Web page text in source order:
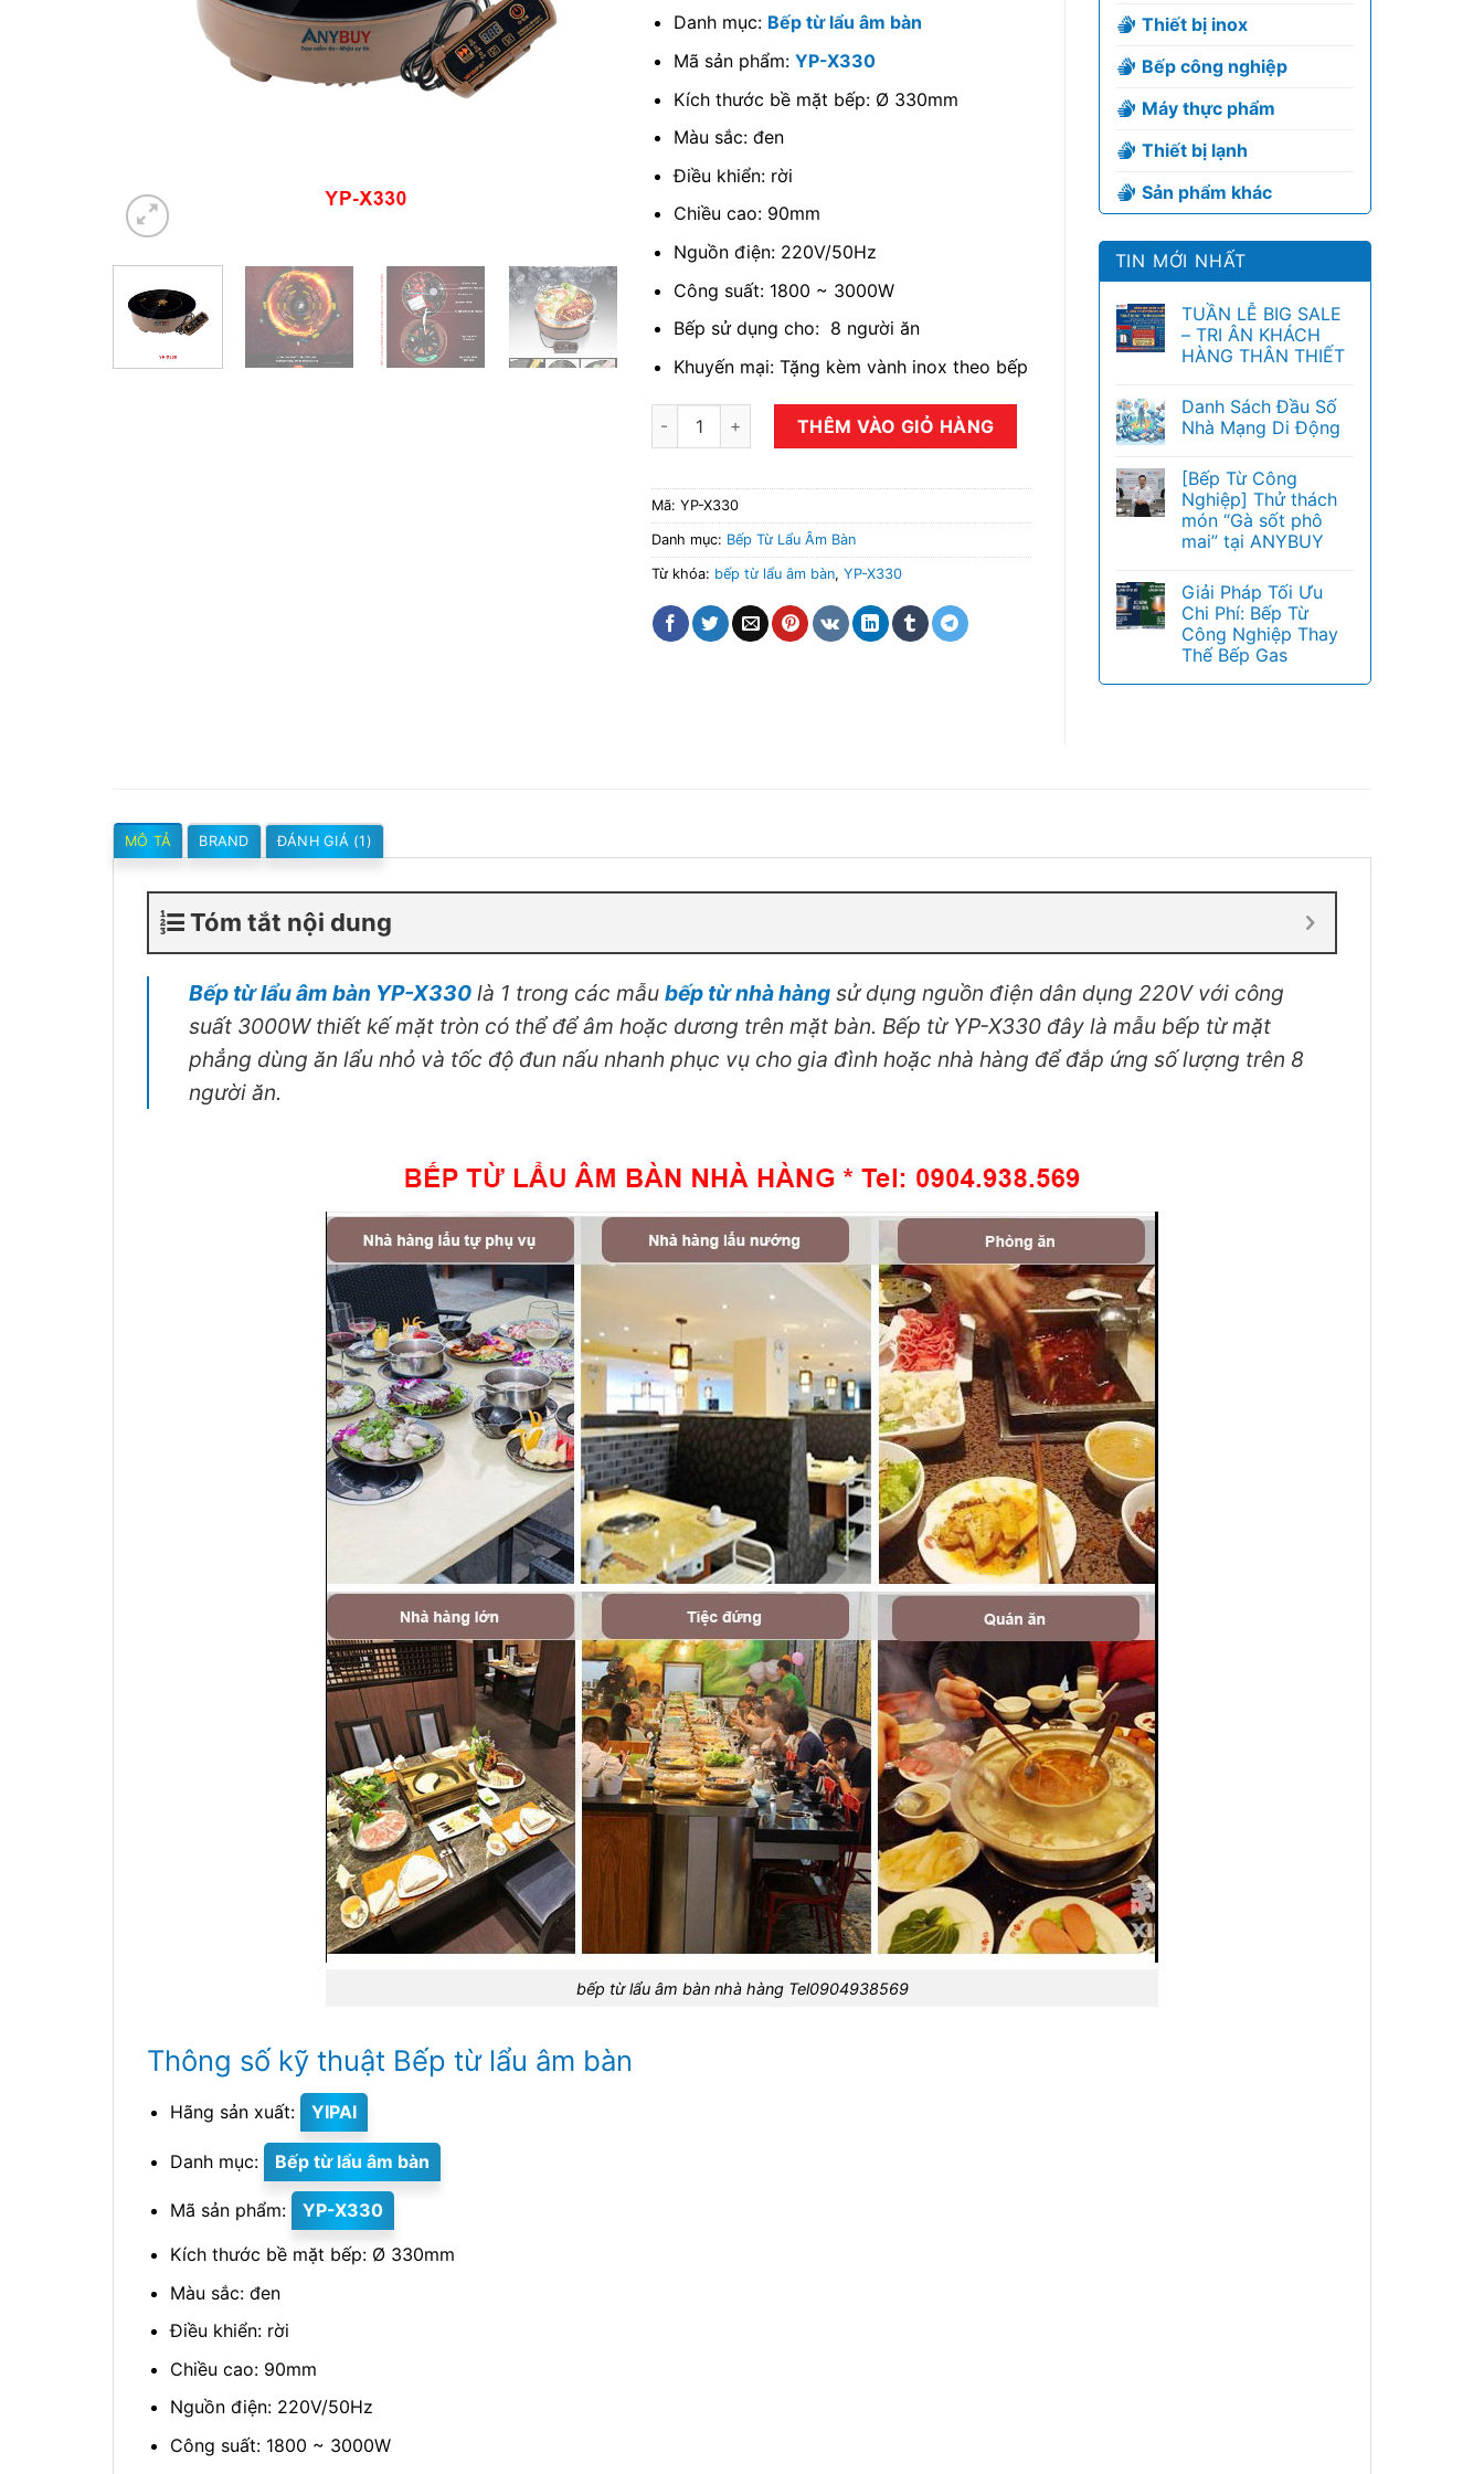
Danh mục: Bếp từ lẩu âm bàn
Mã sản phẩm:YP-X330
Kích thước bề mặt bếp: Ø 330mm
Màu sắc: đen
Điều khiển: rời
Chiều cao: 90mm
Nguồn điện: 220V/50Hz
Công suất: 1800 ~ 3000W
Bếp sử dụng cho: 8 người ăn
Khuyến mại: Tặng kèm vành inox theo bếp
Bếp từ lẩu âm bàn YiPai YP-X330 số lượng
THÊM VÀO GIỎ HÀNG
Mã: YP-X330
Danh mục: Bếp Từ Lẩu Âm Bàn
Từ khóa: bếp từ lẩu âm bàn, YP-X330
Thiết bị inox
Bếp công nghiệp
Máy thực phẩm
Thiết bị lạnh
Sản phẩm khác
TIN MỚI NHẤT
TUẦN LỄ BIG SALE
– TRI ÂN KHÁCH
HÀNG THÂN THIẾT
Danh Sách Đầu Số
Nhà Mạng Di Động
[Bếp Từ Công
Nghiệp] Thử thách
món “Gà sốt phô
mai” tại ANYBUY
Giải Pháp Tối Ưu
Chi Phí: Bếp Từ
Công Nghiệp Thay
Thế Bếp Gas
MÔ TẢ BRAND ĐÁNH GIÁ (1)
Tóm tắt nội dung
Bếp từ lẩu âm bàn YP-X330 là 1 trong các mẫu bếp từ nhà hàng sử dụng nguồn điện dân dụng 220V với công
suất 3000W thiết kế mặt tròn có thể để âm hoặc dương trên mặt bàn. Bếp từ YP-X330 đây là mẫu bếp từ mặt
phẳng dùng ăn lẩu nhỏ và tốc độ đun nấu nhanh phục vụ cho gia đình hoặc nhà hàng để đắp ứng số lượng trên 8
người ăn.
bếp từ lẩu âm bàn nhà hàng Tel0904938569
Thông số kỹ thuật Bếp từ lẩu âm bàn
Hãng sản xuất: YIPAI
Danh mục: Bếp từ lẩu âm bàn
Mã sản phẩm:
YP-X330
Kích thước bề mặt bếp: Ø 330mm
Màu sắc: đen
Điều khiển: rời
Chiều cao: 90mm
Nguồn điện: 220V/50Hz
Công suất: 1800 ~ 3000W